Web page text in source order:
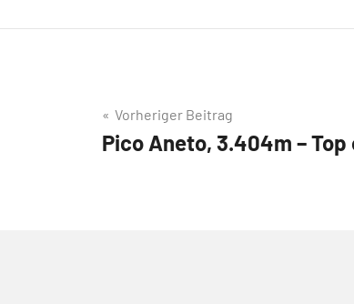
Beitragsnavigation
Vorheriger Beitrag
Pico Aneto, 3.404m –